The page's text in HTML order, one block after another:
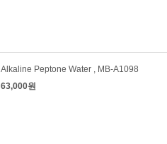
Alkaline Peptone Water , MB-A1098
63,000원